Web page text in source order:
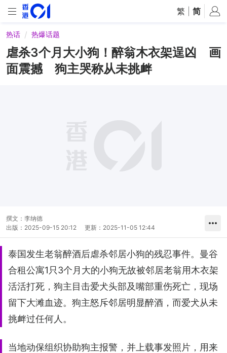
繁 简
热话 热爆话题
虐杀3个月大小狗！醉翁木衣架逞凶 画
面震撼 狗主哭称从未挑衅
撰文： 李纳德
出版： 2025-09-15 20:12 更新： 2025-11-05 12:44
泰国发生老翁醉酒后虐杀邻居小狗的残忍事件。曼谷
合租公寓1只3个月大的小狗无故被邻居老翁用木衣架
活活打死，狗主目击爱犬头部及嘴部重伤死亡，现场
留下大滩血迹。狗主怒斥邻居明显醉酒，而爱犬从未
挑衅过任何人。
当地动保组织协助狗主报警，并上载事发照片，用来